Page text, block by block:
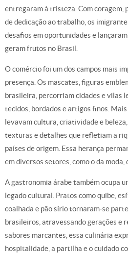
entregaram à tristeza. Com coragem,
de dedicação ao trabalho, os
desafios em oportunidades e
geram frutos no Brasil.
O comércio foi um dos campos mais
presença. Os mascates, figuras
brasileira, percorriam cidades e vilas
tecidos, bordados e artigos finos. Mais
levavam cultura, criatividade e
texturas e detalhes que refletiam a
países de origem. Essa herança
em diversos setores, como o da moda,
A gastronomia árabe também ocupa
legado cultural. Pratos como quibe,
coalhada e pão sírio tornaram-se
brasileiros, atravessando gerações e
sabores marcantes, essa culinária
hospitalidade, a partilha e o cuidado